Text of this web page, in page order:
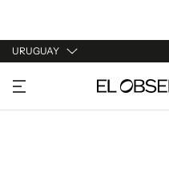
URUGUAY
URUGUAY
ARGENTINA